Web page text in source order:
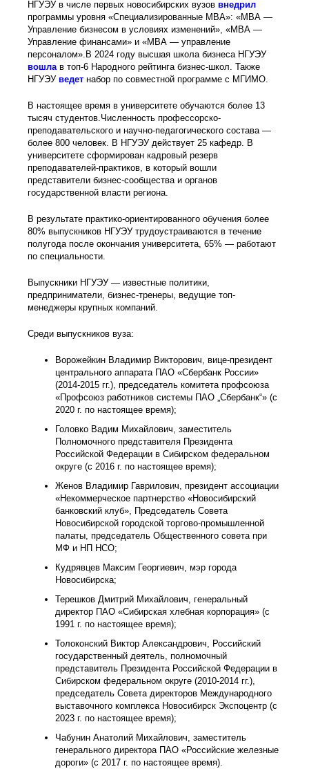
НГУЭУ в числе первых новосибирских вузов внедрил
программы уровня «Специализированные МВА»: «МВА —
Управление бизнесом в условиях изменений», «МВА —
Управление финансами» и «МВА — управление
персоналом».В 2024 году высшая школа бизнеса НГУЭУ
вошлав топ-6 Народного рейтинга бизнес-школ. Также
НГУЭУ ведет набор по совместной программе с МГИМО.
В настоящее время в университете обучаются более 13
тысяч студентов.Численность профессорско-
преподавательского и научно-педагогического состава —
более 800 человек. В НГУЭУ действует 25 кафедр. В
университете сформирован кадровый резерв
преподавателей-практиков, в который вошли
представители бизнес-сообщества и органов
государственной власти региона.
В результате практико-ориентированного обучения более
80% выпускников НГУЭУ трудоустраиваются в течение
полугода после окончания университета, 65% — работают
по специальности.
Выпускники НГУЭУ — известные политики,
предприниматели, бизнес-тренеры, ведущие топ-
менеджеры крупных компаний.
Среди выпускников вуза:
Ворожейкин Владимир Викторович, вице-президент
центрального аппарата ПАО «Сбербанк России»
(2014-2015 гг.), председатель комитета профсоюза
«Профсоюз работников системы ПАО „Сбербанк“» (с
2020 г. по настоящее время);
Головко Вадим Михайлович, заместитель
Полномочного представителя Президента
Российской Федерации в Сибирском федеральном
округе (с 2016 г. по настоящее время);
Женов Владимир Гаврилович, президент ассоциации
«Некоммерческое партнерство «Новосибирский
банковский клуб», Председатель Совета
Новосибирской городской торгово-промышленной
палаты, председатель Общественного совета при
МФ и НП НСО;
Кудрявцев Максим Георгиевич, мэр города
Новосибирска;
Терешков Дмитрий Михайлович, генеральный
директор ПАО «Сибирская хлебная корпорация» (с
1991 г. по настоящее время);
Толоконский Виктор Александрович, Российский
государственный деятель, полномочный
представитель Президента Российской Федерации в
Сибирском федеральном округе (2010-2014 гг.),
председатель Совета директоров Международного
выставочного комплекса Новосибирск Экспоцентр (с
2023 г. по настоящее время);
Чабунин Анатолий Михайлович, заместитель
генерального директора ПАО «Российские железные
дороги» (с 2017 г. по настоящее время).